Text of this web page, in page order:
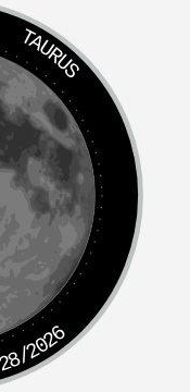
”张奎大怒，提刀直
哪吒复祭起九龙神火
，往地下去了。哪吒
，心上不觉悲悼，往
立於城上，知渑池已
与袁洪合兵一处，再
牙，一同回渑池县，
收殓，安葬於高阜之
纵地行之术，往黄河
杨任远远望见张奎从
！张奎来了，你须是
，你就往那边祭降魔
奎正走，远远看见杨
TAURUS
2026